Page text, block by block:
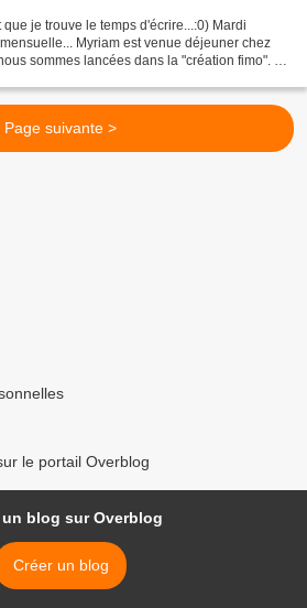
je trouve le temps d'écrire...:0) Mardi
Myriam est venue déjeuner chez
sommes lancées dans la "création fimo". Je
Page suivante >
le portail Overblog
un blog sur Overblog
Créer un blog